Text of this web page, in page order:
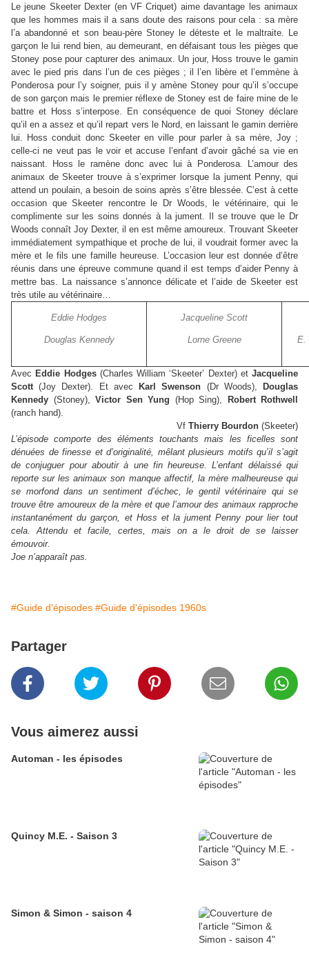
Le jeune Skeeter Dexter (en VF Criquet) aime davantage les animaux
que les hommes mais il a sans doute des raisons pour cela : sa mère
l’a abandonné et son beau-père Stoney le déteste et le maltraite. Le
garçon le lui rend bien, au demeurant, en défaisant tous les pièges que
Stoney pose pour capturer des animaux. Un jour, Hoss trouve le gamin
avec le pied pris dans l’un de ces pièges ; il l’en libère et l’emmène à
Ponderosa pour l’y soigner, puis il y amène Stoney pour qu’il s’occupe
de son garçon mais le premier réflexe de Stoney est de faire mine de le
battre et Hoss s’interpose. En conséquence de quoi Stoney déclare
qu’il en a assez et qu’il repart vers le Nord, en laissant le gamin derrière
lui. Hoss conduit donc Skeeter en ville pour parler à sa mère, Joy ;
celle-ci ne veut pas le voir et accuse l’enfant d’avoir gâché sa vie en
naissant. Hoss le ramène donc avec lui à Ponderosa. L’amour des
animaux de Skeeter trouve à s’exprimer lorsque la jument Penny, qui
attend un poulain, a besoin de soins après s’être blessée. C’est à cette
occasion que Skeeter rencontre le Dr Woods, le vétérinaire, qui le
complimente sur les soins donnés à la jument. Il se trouve que le Dr
Woods connaît Joy Dexter, il en est même amoureux. Trouvant Skeeter
immédiatement sympathique et proche de lui, il voudrait former avec la
mère et le fils une famille heureuse. L’occasion leur est donnée d’être
réunis dans une épreuve commune quand il est temps d’aider Penny à
mettre bas. La naissance s’annonce délicate et l’aide de Skeeter est
très utile au vétérinaire…
Eddie Hodges
Douglas Kennedy
Jacqueline Scott
Lorne Greene E.
Avec Eddie Hodges (Charles William ‘Skeeter’ Dexter) et Jacqueline
Scott(Joy Dexter). Et avec Karl Swenson (Dr Woods),
Douglas
Kennedy (Stoney), Victor Sen Yung (Hop Sing),
Robert Rothwell
(ranch hand).
Vf Thierry Bourdon (Skeeter)
L’épisode comporte des éléments touchants mais les ficelles sont
dénuées de finesse et d’originalité, mêlant plusieurs motifs qu’il s’agit
de conjuguer pour aboutir à une fin heureuse. L’enfant délaissé qui
reporte sur les animaux son manque affectif, la mère malheureuse qui
se morfond dans un sentiment d’échec, le gentil vétérinaire qui se
trouve être amoureux de la mère et que l’amour des animaux rapproche
instantanément du garçon, et Hoss et la jument Penny pour lier tout
cela. Attendu et facile, certes, mais on a le droit de se laisser
émouvoir.
Joe n’apparaît pas.
#Guide d'épisodes #Guide d'épisodes 1960s
Partager
Vous aimerez aussi
Automan - les épisodes
Quincy M.E. - Saison 3
Simon & Simon - saison 4